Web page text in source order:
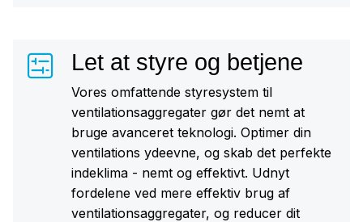
Let at styre og betjene
Vores omfattende styresystem til
ventilationsaggregater gør det nemt at
bruge avanceret teknologi. Optimer din
ventilations ydeevne, og skab det perfekte
indeklima - nemt og effektivt. Udnyt
fordelene ved mere effektiv brug af
ventilationsaggregater, og reducer dit